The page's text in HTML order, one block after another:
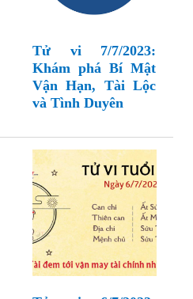
Tử vi 7/7/2023:
Khám phá Bí Mật
Vận Hạn, Tài Lộc
và Tình Duyên